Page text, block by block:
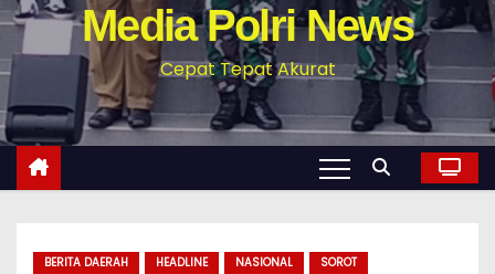
Media Polri News
Cepat Tepat Akurat
BERITA DAERAH HEADLINE NASIONAL SOROT